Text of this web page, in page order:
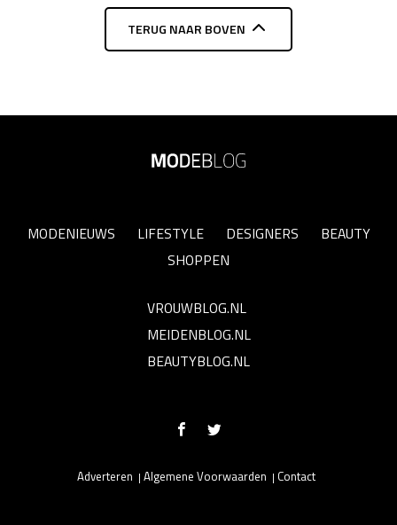
TERUG NAAR BOVEN
MODENIEUWS LIFESTYLE DESIGNERS
BEAUTY
SHOPPEN
VROUWBLOG.NL
MEIDENBLOG.NL
BEAUTYBLOG.NL
Adverteren Algemene Voorwaarden Contact